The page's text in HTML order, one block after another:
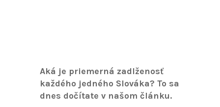
Aká je priemerná zadlženosť
každého jedného Slováka? To sa
dnes dočítate v našom článku.